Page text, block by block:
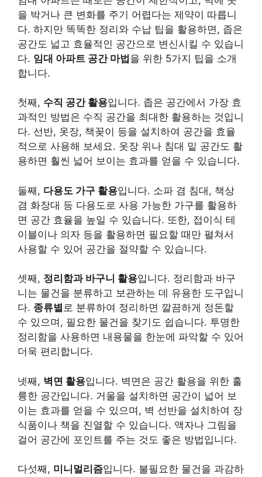
을 박거나 큰 변화를 주기 어렵다는 제약이 따릅니
다. 하지만 똑똑한 정리와 수납 팁을 활용하면, 좁은
공간도 넓고 효율적인 공간으로 변신시킬 수 있습니
다. 임대 아파트 공간 마법을 위한 5가지 팁을 소개
합니다.
첫째, 수직 공간 활용입니다. 좁은 공간에서 가장 효
과적인 방법은 수직 공간을 최대한 활용하는 것입니
다. 선반, 옷장, 책꽂이 등을 설치하여 공간을 효율
적으로 사용해 보세요. 옷장 위나 침대 밑 공간도 활
용하면 훨씬 넓어 보이는 효과를 얻을 수 있습니다.
둘째, 다용도 가구 활용입니다. 소파 겸 침대, 책상
겸 화장대 등 다용도로 사용 가능한 가구를 활용하
면 공간 효율을 높일 수 있습니다. 또한, 접이식 테
이블이나 의자 등을 활용하면 필요할 때만 펼쳐서
사용할 수 있어 공간을 절약할 수 있습니다.
셋째, 정리함과 바구니 활용입니다. 정리함과 바구
니는 물건을 분류하고 보관하는 데 유용한 도구입니
다. 종류별로 분류하여 정리하면 깔끔하게 정돈할
수 있으며, 필요한 물건을 찾기도 쉽습니다. 투명한
정리함을 사용하면 내용물을 한눈에 파악할 수 있어
더욱 편리합니다.
넷째, 벽면 활용입니다. 벽면은 공간 활용을 위한 훌
륭한 공간입니다. 거울을 설치하면 공간이 넓어 보
이는 효과를 얻을 수 있으며, 벽 선반을 설치하여 장
식품이나 책을 진열할 수 있습니다. 액자나 그림을
걸어 공간에 포인트를 주는 것도 좋은 방법입니다.
다섯째, 미니멀리즘입니다. 불필요한 물건을 과감하